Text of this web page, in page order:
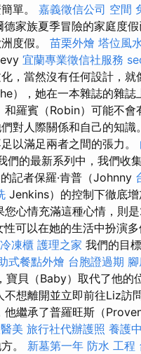
單。 嘉義徵信公司 空間
家族夏季冒險的家庭度
度假。 苗栗外燴 塔位風
宜蘭專業徵信社服務
，當然沒有任何設計，就
），她在一本雜誌的雜
和羅賓（Robin）可能不會
對人際關係和自己的知識
以滿足兩者之間的張力。
們的最新系列中，我們收
記者保羅·肯普（Johnny
Jenkins）的控制下徹底
心情充滿這種心情，則
性可以在她的生活中扮演
冷凍櫃 護理之家 我們的目
式餐點外燴 台胞證過期
貝（Baby）取代了他的
想離開並立即前往Liz訪
繼承了普羅旺斯（
美 旅行社代辦護照 養護
。 新墓第一年 防水 工程